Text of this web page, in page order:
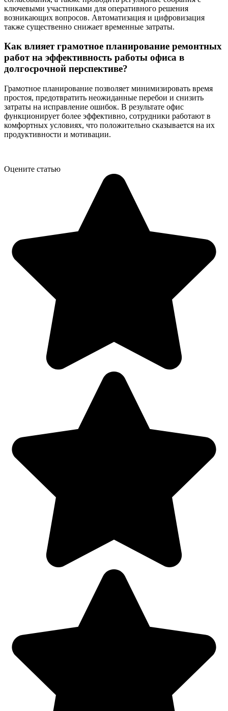
ключевыми участниками для оперативного решения
возникающих вопросов. Автоматизация и цифровизация
также существенно снижает временные затраты.
Как влияет грамотное планирование ремонтных
работ на эффективность работы офиса в
долгосрочной перспективе?
Грамотное планирование позволяет минимизировать время
простоя, предотвратить неожиданные перебои и снизить
затраты на исправление ошибок. В результате офис
функционирует более эффективно, сотрудники работают в
комфортных условиях, что положительно сказывается на их
продуктивности и мотивации.
Оцените статью